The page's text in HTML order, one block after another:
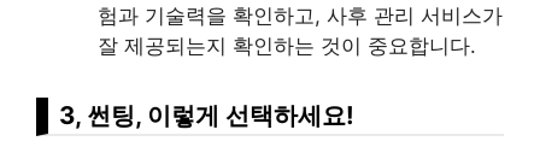
험과 기술력을 확인하고, 사후 관리 서비스가
잘 제공되는지 확인하는 것이 중요합니다.
3, 썬팅, 이렇게 선택하세요!